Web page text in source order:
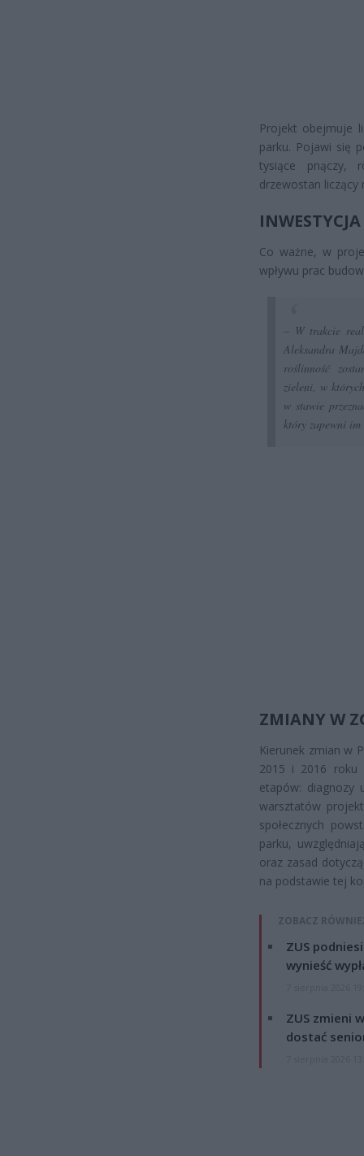
Projekt obejmuje
parku. Pojawi się
tysiące pnączy,
drzewostan liczący
Co ważne, w
wpływu prac
– W trakcie
Aleksandra
roślinność
zieleni, w
w stawie
który zapewni
ZMIANY W
Kierunek zmian w
2015 i 2016 roku
etapów: diagnozy
warsztatów
społecznych
parku,
oraz zasad
na podstawie tej
ZOBACZ
ZUS
wynieść
ZUS zmieni
dostać